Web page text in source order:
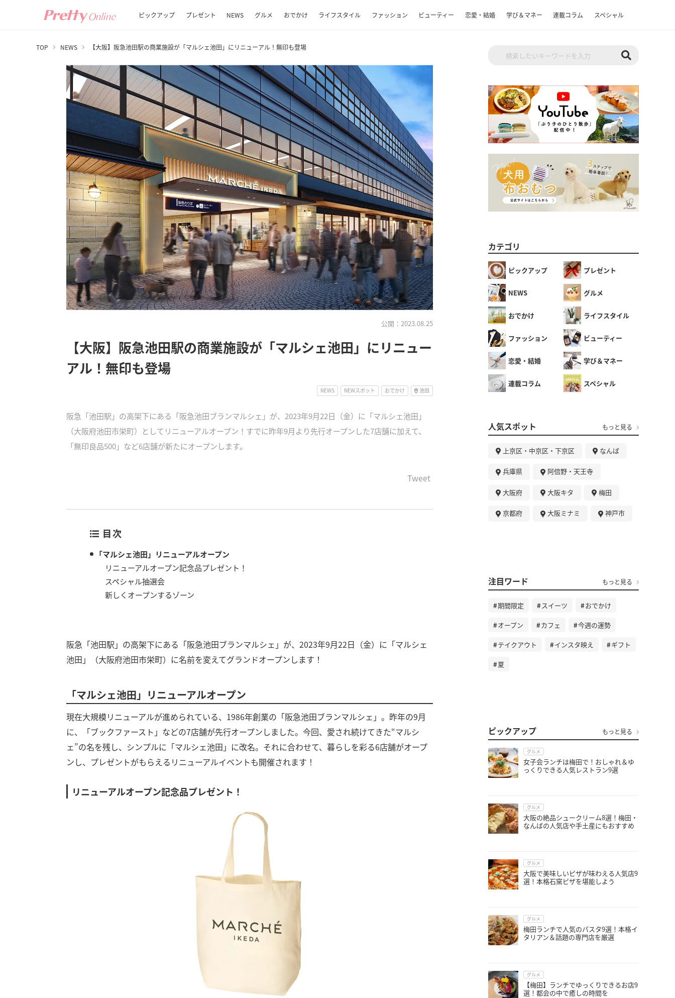
ピックアップ プレゼント NEWS グルメ おでかけ ライフスタイル ファッション ビューティー 恋愛・結婚 学び＆マネー 連載コラム スペシャル
TOP NEWS 【大阪】阪急池田駅の商業施設が「マルシェ池田」にリニューアル！無印も登場
公開：2023.08.25
【大阪】阪急池田駅の商業施設が「マルシェ池田」にリニュー
アル！無印も登場
NEWS NEWスポット おでかけ 池田
阪急「池田駅」の高架下にある「阪急池田ブランマルシェ」が、2023年9月22日（金）に「マルシェ池田」
（大阪府池田市栄町）としてリニューアルオープン！すでに昨年9月より先行オープンした7店舗に加えて、
「無印良品500」など6店舗が新たにオープンします。
Tweet
目次
「マルシェ池田」リニューアルオープン
リニューアルオープン記念品プレゼント！
スペシャル抽選会
新しくオープンするゾーン
阪急「池田駅」の高架下にある「阪急池田ブランマルシェ」が、2023年9月22日（金）に「マルシェ
池田」（大阪府池田市栄町）に名前を変えてグランドオープンします！
「マルシェ池田」リニューアルオープン
現在大規模リニューアルが進められている、1986年創業の「阪急池田ブランマルシェ」。昨年の9月
に、「ブックファースト」などの7店舗が先行オープンしました。今回、愛され続けてきた“マルシ
ェ”の名を残し、シンプルに「マルシェ池田」に改名。それに合わせて、暮らしを彩る6店舗がオープ
ンし、プレゼントがもらえるリニューアルイベントも開催されます！
リニューアルオープン記念品プレゼント！
カテゴリ
ピックアップ プレゼント
NEWS グルメ
おでかけ ライフスタイル
ファッション ビューティー
恋愛・結婚 学び＆マネー
連載コラム スペシャル
人気スポット もっと見る
上京区・中京区・下京区 なんば
兵庫県 阿倍野・天王寺
大阪府 大阪キタ 梅田
京都府 大阪ミナミ 神戸市
注目ワード もっと見る
期間限定 スイーツ おでかけ
オープン カフェ 今週の運勢
テイクアウト インスタ映え ギフト
夏
ピックアップ もっと見る
グルメ
女子会ランチは梅田で！おしゃれ＆ゆ
っくりできる人気レストラン9選
グルメ
大阪の絶品シュークリーム8選！梅田・
なんばの人気店や手土産にもおすすめ
グルメ
大阪で美味しいピザが味わえる人気店9
選！本格石窯ピザを堪能しよう
グルメ
梅田ランチで人気のパスタ9選！本格イ
タリアン＆話題の専門店を厳選
グルメ
【梅田】ランチでゆっくりできるお店9
選！都会の中で癒しの時間を